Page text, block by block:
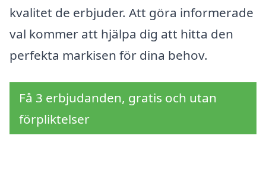
kvalitet de erbjuder. Att göra informerade
val kommer att hjälpa dig att hitta den
perfekta markisen för dina behov.
Få 3 erbjudanden, gratis och utan
förpliktelser